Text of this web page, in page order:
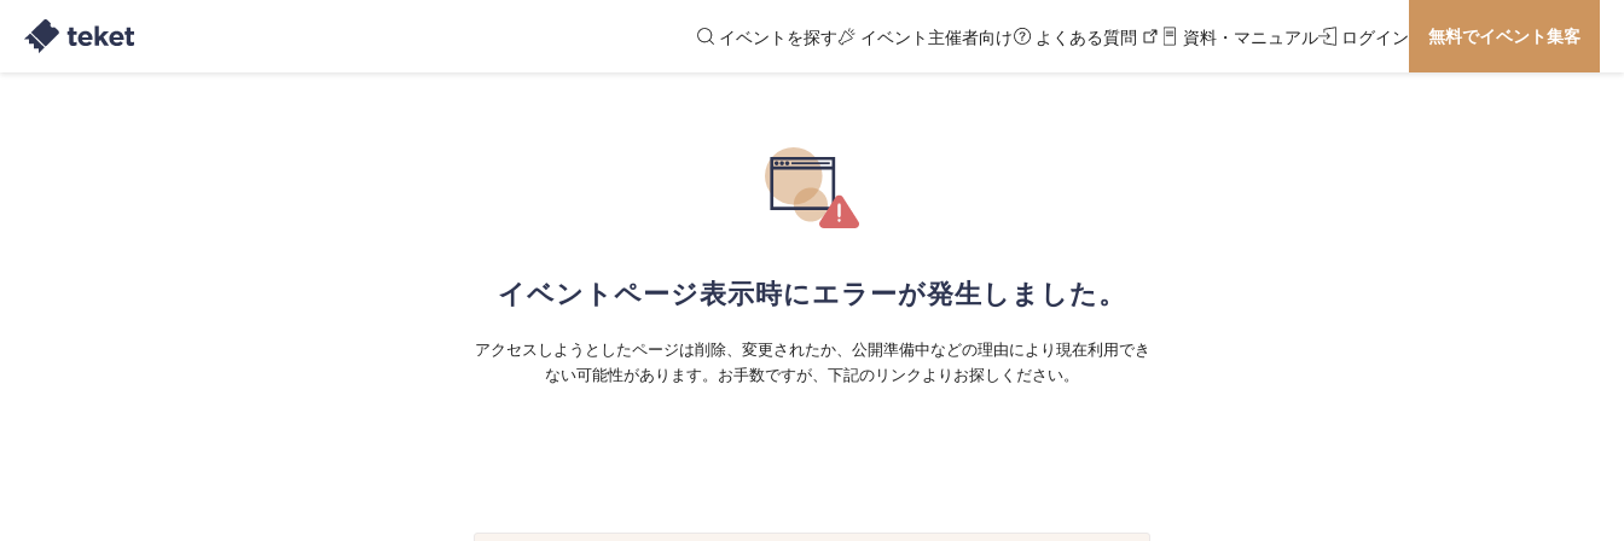
イベントを探す イベント主催者向け よくある質問 資料・マニュアル ログイン 無料でイベント集客
イベントページ表示時にエラーが発生しました。
アクセスしようとしたページは削除、変更されたか、公開準備中などの理由により現在利用でき
ない可能性があります。お手数ですが、下記のリンクよりお探しください。